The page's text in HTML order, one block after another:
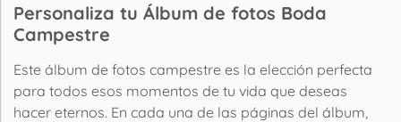
Personaliza tu Álbum de fotos Boda
Campestre
Este álbum de fotos campestre es la elección perfecta
para todos esos momentos de tu vida que deseas
hacer eternos. En cada una de las páginas del álbum,